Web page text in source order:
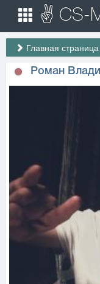
Главная страница
Роман